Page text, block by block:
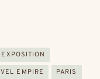
EXPOSITION
EMPIRE PARIS